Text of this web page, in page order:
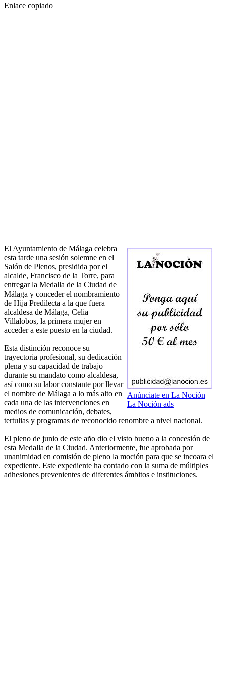
Enlace copiado
Anúnciate en La Noción
La Noción ads
El Ayuntamiento de Málaga celebra
esta tarde una sesión solemne en el
Salón de Plenos, presidida por el
alcalde, Francisco de la Torre, para
entregar la Medalla de la Ciudad de
Málaga y conceder el nombramiento
de Hija Predilecta a la que fuera
alcaldesa de Málaga, Celia
Villalobos, la primera mujer en
acceder a este puesto en la ciudad.
Esta distinción reconoce su
trayectoria profesional, su dedicación
plena y su capacidad de trabajo
durante su mandato como alcaldesa,
así como su labor constante por llevar
el nombre de Málaga a lo más alto en
cada una de las intervenciones en
medios de comunicación, debates,
tertulias y programas de reconocido renombre a nivel nacional.
El pleno de junio de este año dio el visto bueno a la concesión de
esta Medalla de la Ciudad. Anteriormente, fue aprobada por
unanimidad en comisión de pleno la moción para que se incoara el
expediente. Este expediente ha contado con la suma de múltiples
adhesiones prevenientes de diferentes ámbitos e instituciones.